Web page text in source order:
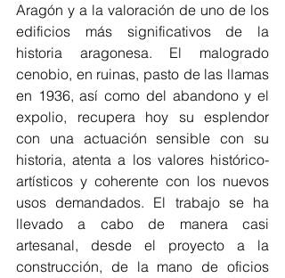
Aragón y a la valoración de uno de los
edificios más significativos de la
historia aragonesa. El malogrado
cenobio, en ruinas, pasto de las llamas
en 1936, así como del abandono y el
expolio, recupera hoy su esplendor
con una actuación sensible con su
historia, atenta a los valores histórico-
artísticos y coherente con los nuevos
usos demandados. El trabajo se ha
llevado a cabo de manera casi
artesanal, desde el proyecto a la
construcción, de la mano de oficios